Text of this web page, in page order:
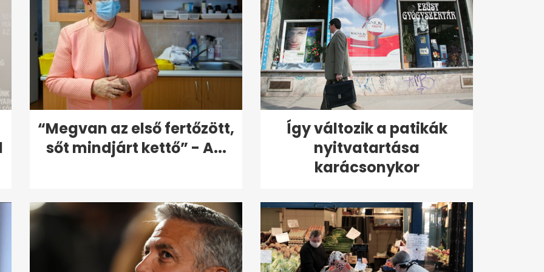
“Megvan az első fertőzött,
sőt mindjárt kettő” - A...
Így változik a patikák
nyitvatartása
karácsonykor